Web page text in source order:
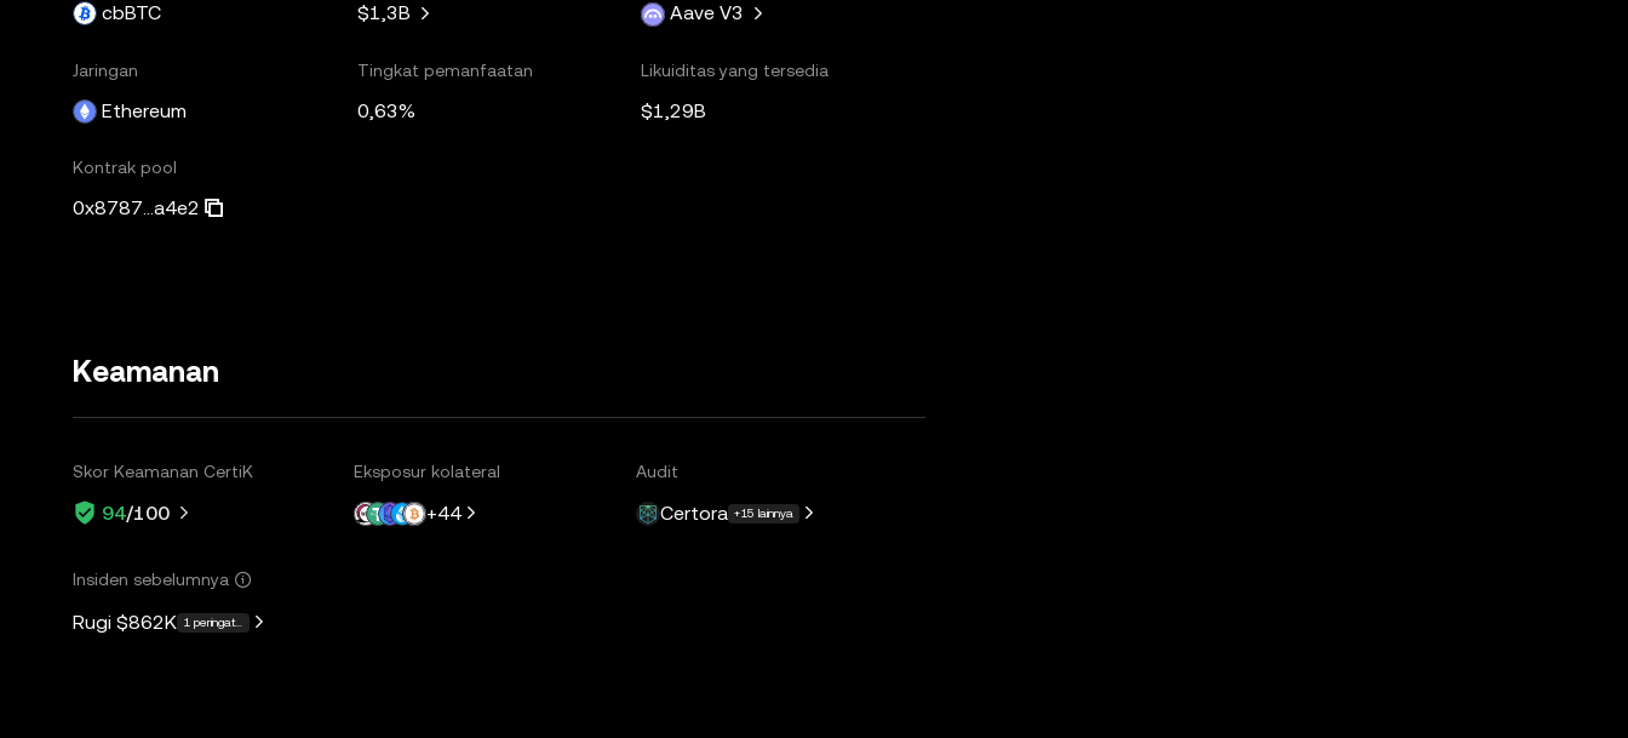
cbBTC $1,3B Aave V3
Jaringan
Ethereum
Tingkat pemanfaatan
0,63%
Likuiditas yang tersedia
$1,29B
Kontrak pool
0x8787...a4e2
Keamanan
Skor Keamanan CertiK
94/100
Eksposur kolateral
+44
Audit
Certora +15 lainnya
Insiden sebelumnya
Rugi $862K 1 peringatan